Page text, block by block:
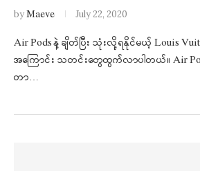
byMaeve July 22, 2020
Air Pods နဲ့ ချိတ်ပြီး သုံးလို့ရနိုင်မယ့် Louis
အကြောင်း သတင်းတွေထွက်လာပါတယ်။ Air
တာ…